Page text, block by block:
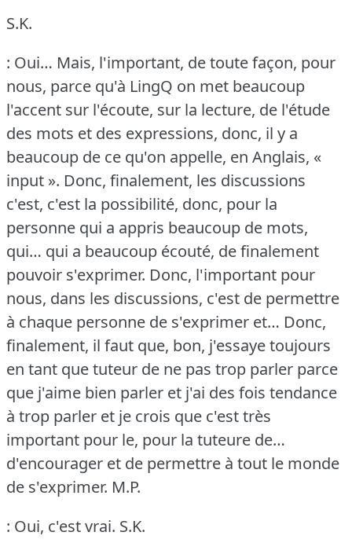
S.K.
: Oui… Mais, l'important, de toute façon, pour
nous, parce qu'à LingQ on met beaucoup
l'accent sur l'écoute, sur la lecture, de l'étude
des mots et des expressions, donc, il y a
beaucoup de ce qu'on appelle, en Anglais, «
input ». Donc, finalement, les discussions
c'est, c'est la possibilité, donc, pour la
personne qui a appris beaucoup de mots,
qui… qui a beaucoup écouté, de finalement
pouvoir s'exprimer. Donc, l'important pour
nous, dans les discussions, c'est de permettre
à chaque personne de s'exprimer et… Donc,
finalement, il faut que, bon, j'essaye toujours
en tant que tuteur de ne pas trop parler parce
que j'aime bien parler et j'ai des fois tendance
à trop parler et je crois que c'est très
important pour le, pour la tuteure de…
d'encourager et de permettre à tout le monde
de s'exprimer. M.P.
: Oui, c'est vrai. S.K.